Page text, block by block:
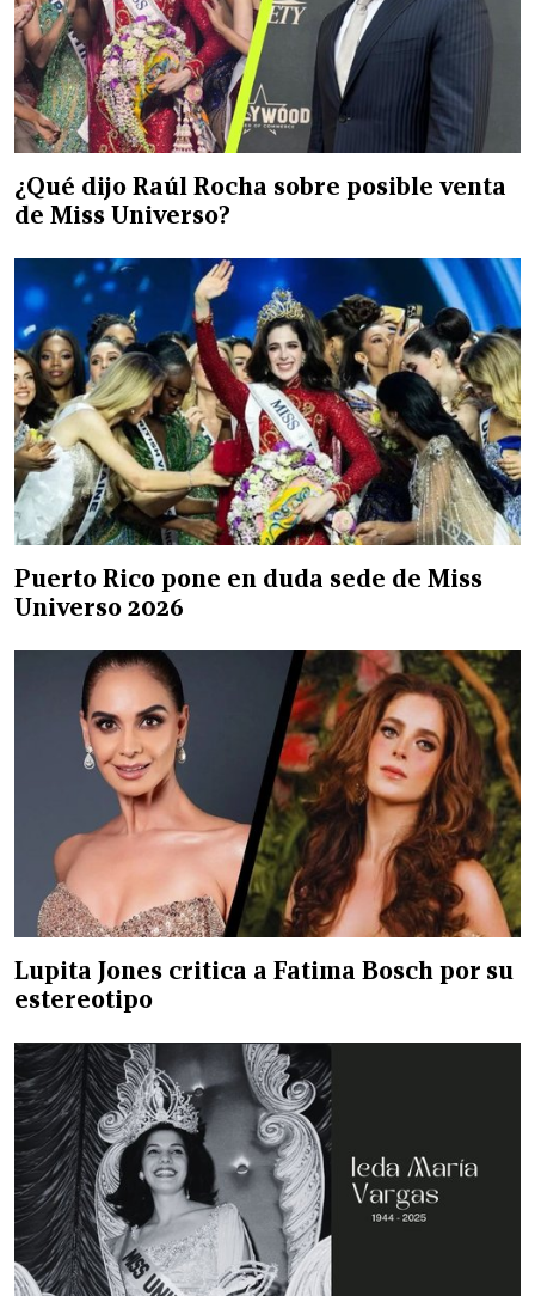
¿Qué dijo Raúl Rocha sobre posible venta
de Miss Universo?
Puerto Rico pone en duda sede de Miss
Universo 2026
Lupita Jones critica a Fatima Bosch por su
estereotipo